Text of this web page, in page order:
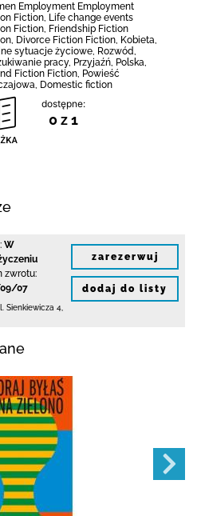
Employment Employment
Fiction, Life change events
Fiction, Friendship Fiction
Divorce Fiction Fiction, Kobieta,
sytuacje życiowe, Rozwód,
pracy, Przyjaźń, Polska,
Fiction Fiction, Powieść
Domestic fiction
dostępne:
0 z 1
W
zwrotu:
07
Sienkiewicza 4
zarezerwuj
dodaj do listy